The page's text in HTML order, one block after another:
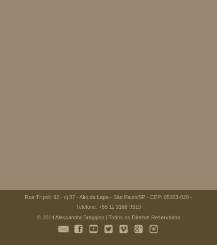
Rua Trípoli, 92 - cj 87 - Alto da Lapa - São Paulo/SP - CEP: 05303-020 -
Telefone: +55 11 3168-9319
© 2014 Alessandra Braggion | Todos os Direitos Reservados